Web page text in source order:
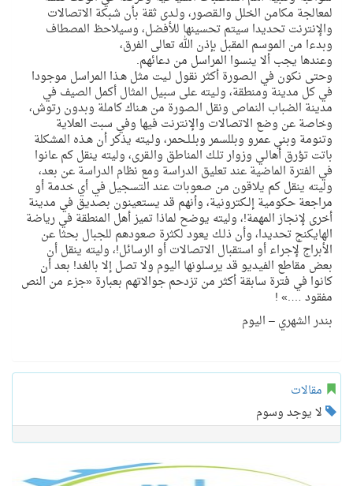
لمعالجة مكامن الخلل والـقصور، ولـدى ثقة بأن شبكة الاتصالات
والإنترنت تحديدا سيتم تحسينها للأفضل، وسيلاحظ المصطاف
وبدءا من الموسم المقبل بإذن الله تعالى الفرق،
وعندها يجب ألا ينسوا المراسل من دعائهم.
وحتى نكون في الـصورة أكثر نقول لـيت مثل هـذا المراسل موجودا
في كل مدينة ومنطقة، ولـيته على سبيل المثال أكمل الصيف في
مدينة الضباب النماص ونقل الـصورة من هـناك كاملة وبدون رتوش،
وخاصة عن وضع الاتصالات والإنترنت فيها وفي سبت العلاية
وتنومة وبني عمرو وبللسمر وبلـلـحمر، ولـيته يذكر أن هـذه المشكلة
باتت تؤرق أهالـي وزوار تلـك المناطق والـقرى، وليته ينقل كم عانوا
في الفترة الماضية عند تعليق الدراسة ومع نظام الدراسة عن بعد،
وليته ينقل كم يلاقون من صعوبات عند التسجيل في أي خدمة أو
مراجعة حكومية إلـكترونية، وأنهم قد يستعينون بصديق في مدينة
أخرى لإنجاز المهمة!، وليته يوضح لماذا تميز أهل المنطقة في رياضة
الهايكنج تحديدا، وأن ذلـك يعود لكثرة صعودهم للجبال بحثا عن
الأبراج لإجراء أو استقبال الاتصالات أو الرسائل!، وليته ينقل أن
بعض مقاطع الفيديو قد يرسلونها اليوم ولا تصل إلا بالغد! بعد أن
كانوا في فترة سابقة أكثر من تزدحم جوالاتهم بعبارة «جزء من النص
مفقود ….» !
بندر الشهري – اليوم
مقالات
لا يوجد وسوم